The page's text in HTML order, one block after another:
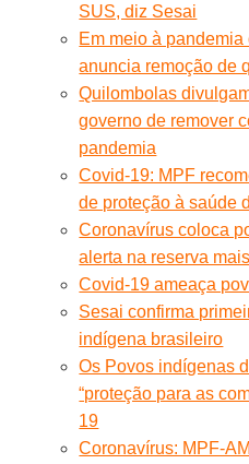
SUS, diz Sesai
Em meio à
anuncia remoção de
Quilombolas
governo de remover
pandemia
Covid-19: MPF
de proteção à saúde
Coronavírus coloca
alerta na reserva
Covid-19 ameaça
Sesai confirma
indígena brasileiro
Os Povos indígenas
“proteção para as
19
Coronavírus: MPF-